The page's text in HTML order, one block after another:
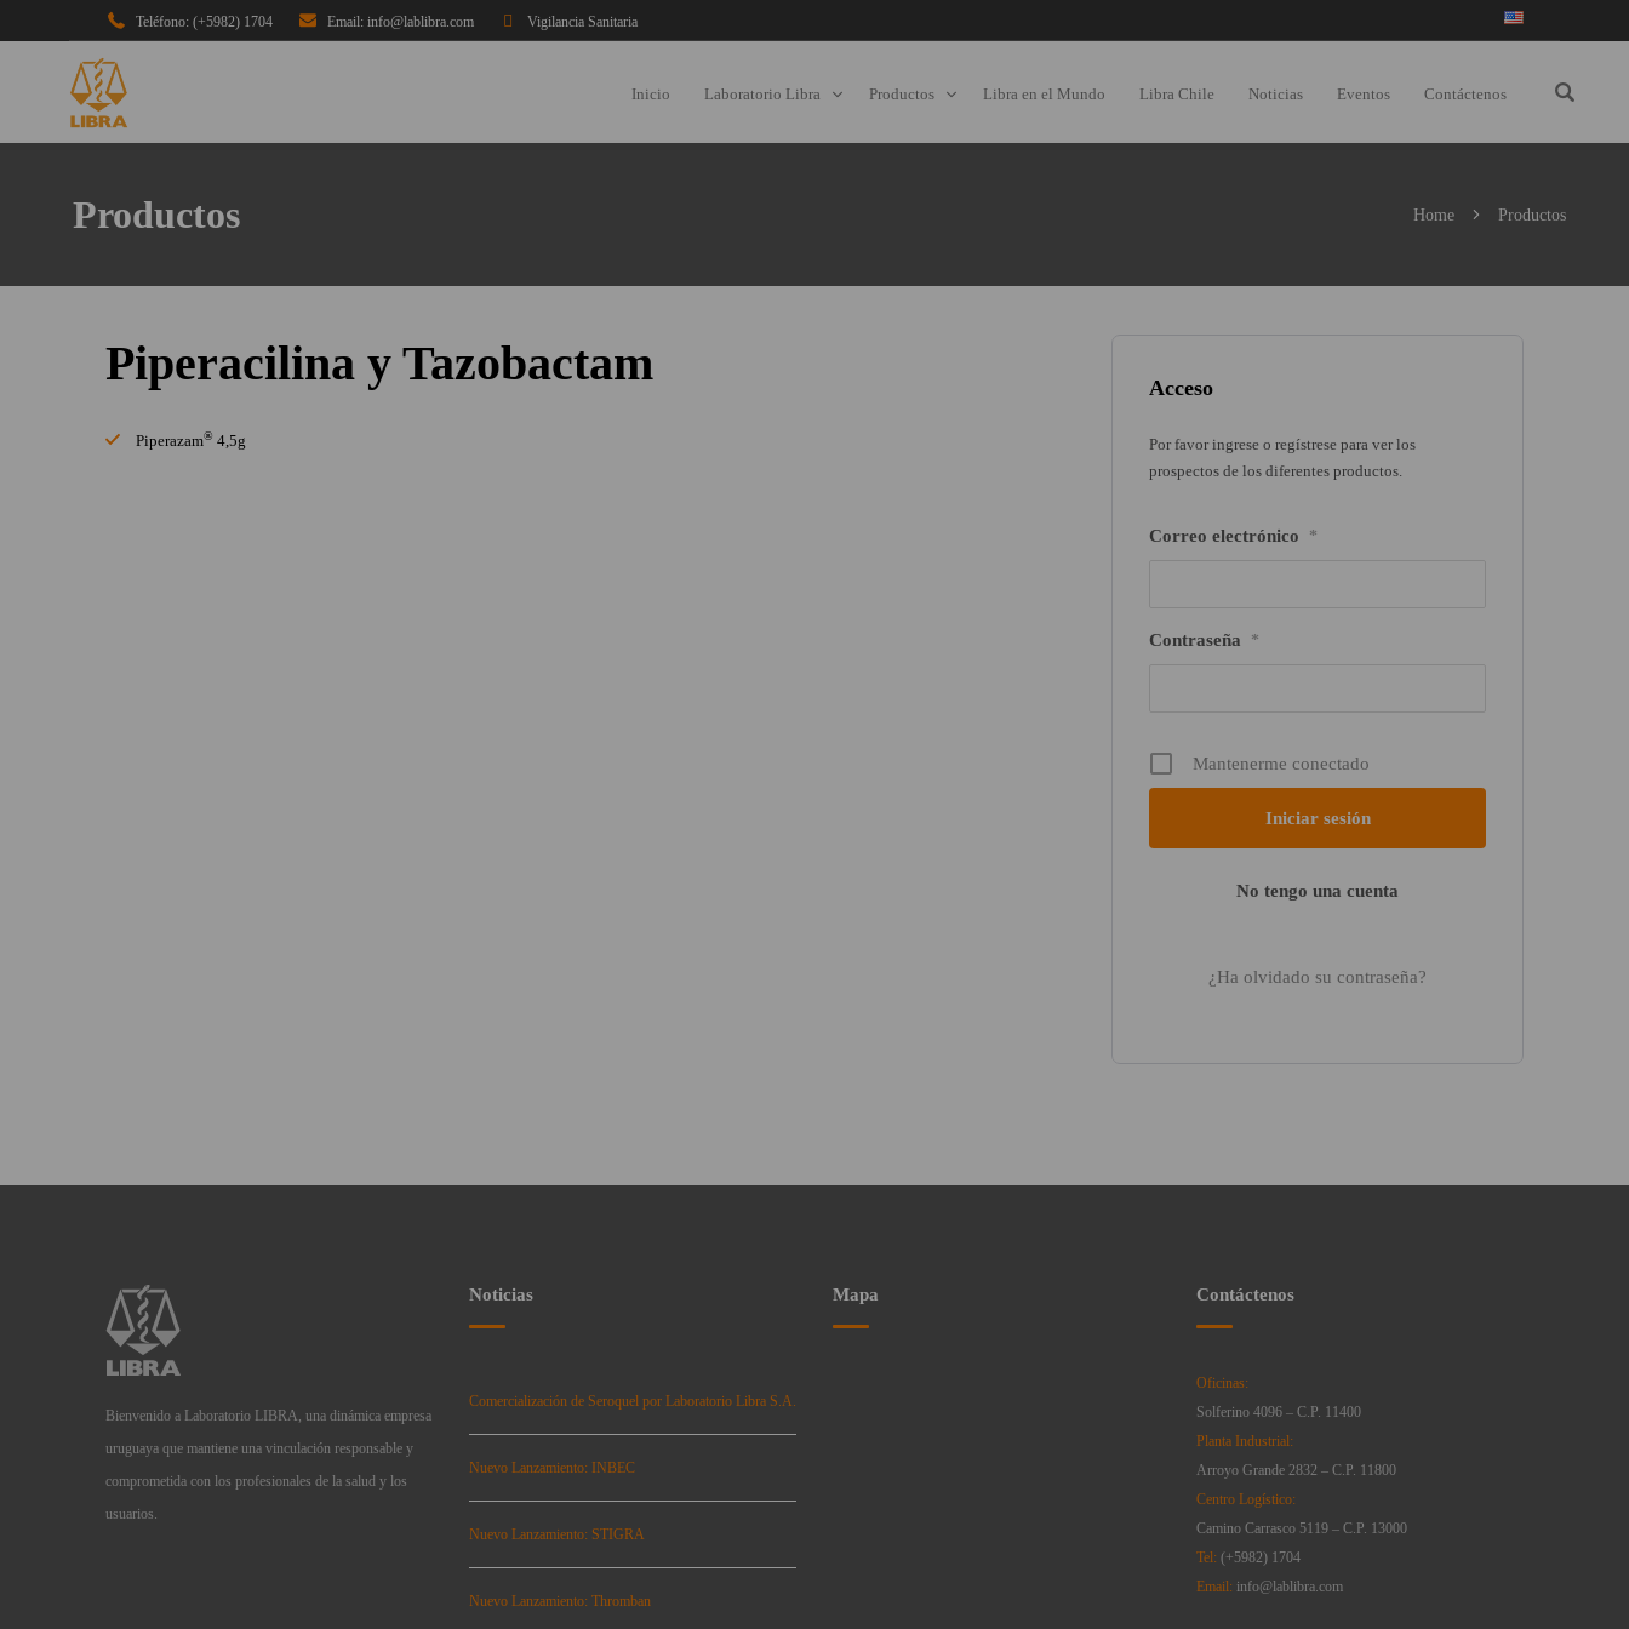
Teléfono: (+5982) 1704 Email: info@lablibra.com Vigilancia Sanitaria
Inicio Laboratorio Libra Productos Libra en el Mundo Libra Chile Noticias Eventos Contáctenos
Productos Home Productos
Acceso
Por favor ingrese o regístrese para ver los
prospectos de los diferentes productos.
Correo electrónico *
Contraseña *
Mantenerme conectado
No tengo una cuenta
¿Ha olvidado su contraseña?
Piperacilina y Tazobactam
Piperazam® 4,5g
Bienvenido a Laboratorio LIBRA, una dinámica empresa
uruguaya que mantiene una vinculación responsable y
comprometida con los profesionales de la salud y los
usuarios.
Noticias
Comercialización de Seroquel por Laboratorio Libra S.A.
Nuevo Lanzamiento: INBEC
Nuevo Lanzamiento: STIGRA
Nuevo Lanzamiento: Thromban
Mapa Contáctenos
Oficinas:
Solferino 4096 – C.P. 11400
Planta Industrial:
Arroyo Grande 2832 – C.P. 11800
Centro Logístico:
Camino Carrasco 5119 – C.P. 13000
Tel: (+5982) 1704
Email: info@lablibra.com